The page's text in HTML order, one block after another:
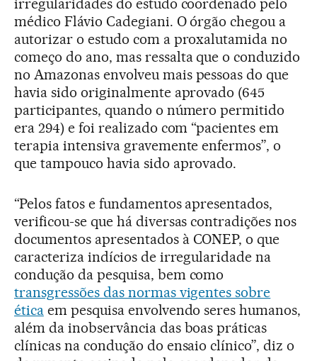
médico Flávio Cadegiani. O órgão chegou a
autorizar o estudo com a proxalutamida no
começo do ano, mas ressalta que o conduzido
no Amazonas envolveu mais pessoas do que
havia sido originalmente aprovado (645
participantes, quando o número permitido
era 294) e foi realizado com “pacientes em
terapia intensiva gravemente enfermos”, o
que tampouco havia sido aprovado.
“Pelos fatos e fundamentos apresentados,
verificou-se que há diversas contradições nos
documentos apresentados à CONEP, o que
caracteriza indícios de irregularidade na
condução da pesquisa, bem como
transgressões das normas vigentes sobre
éticaem pesquisa envolvendo seres humanos,
além da inobservância das boas práticas
clínicas na condução do ensaio clínico”, diz o